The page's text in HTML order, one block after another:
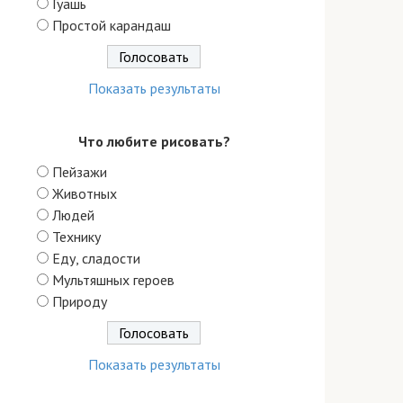
Гуашь
Простой карандаш
Показать результаты
Что любите рисовать?
Пейзажи
Животных
Людей
Технику
Еду, сладости
Мультяшных героев
Природу
Показать результаты